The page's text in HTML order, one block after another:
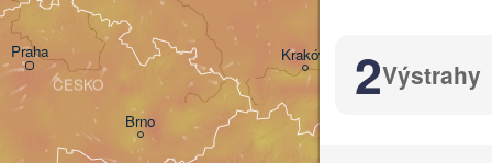
2Výstrahy
Praha Kraków
Brno
ČESKO